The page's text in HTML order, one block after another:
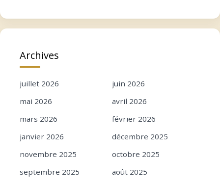
Archives
juillet 2026
juin 2026
mai 2026
avril 2026
mars 2026
février 2026
janvier 2026
décembre 2025
novembre 2025
octobre 2025
septembre 2025
août 2025